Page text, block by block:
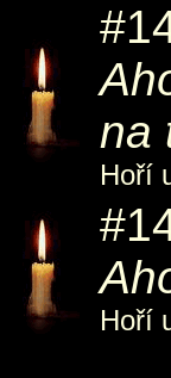
na
Hoří
Hoří